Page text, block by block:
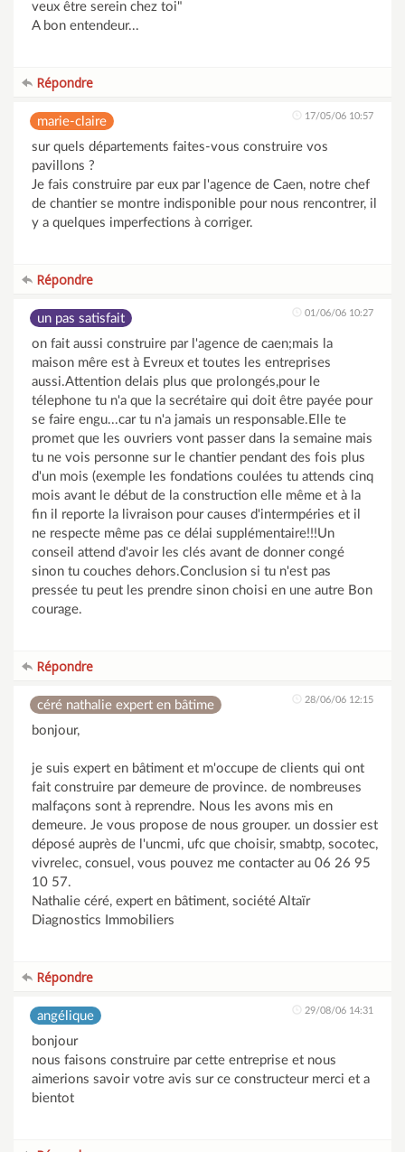
veux être serein chez toi"
A bon entendeur...
Répondre
marie-claire 17/05/06 10:57
sur quels départements faites-vous construire vos
pavillons ?
Je fais construire par eux par l'agence de Caen, notre chef
de chantier se montre indisponible pour nous rencontrer, il
y a quelques imperfections à corriger.
Répondre
un pas satisfait 01/06/06 10:27
on fait aussi construire par l'agence de caen;mais la
maison mêre est à Evreux et toutes les entreprises
aussi.Attention delais plus que prolongés,pour le
télephone tu n'a que la secrétaire qui doit être payée pour
se faire engu...car tu n'a jamais un responsable.Elle te
promet que les ouvriers vont passer dans la semaine mais
tu ne vois personne sur le chantier pendant des fois plus
d'un mois (exemple les fondations coulées tu attends cinq
mois avant le début de la construction elle même et à la
fin il reporte la livraison pour causes d'intermpéries et il
ne respecte même pas ce délai supplémentaire!!!Un
conseil attend d'avoir les clés avant de donner congé
sinon tu couches dehors.Conclusion si tu n'est pas
pressée tu peut les prendre sinon choisi en une autre Bon
courage.
Répondre
céré nathalie expert en bâtime 28/06/06 12:15
bonjour,
je suis expert en bâtiment et m'occupe de clients qui ont
fait construire par demeure de province. de nombreuses
malfaçons sont à reprendre. Nous les avons mis en
demeure. Je vous propose de nous grouper. un dossier est
déposé auprès de l'uncmi, ufc que choisir, smabtp, socotec,
vivrelec, consuel, vous pouvez me contacter au 06 26 95
10 57.
Nathalie céré, expert en bâtiment, société Altaïr
Diagnostics Immobiliers
Répondre
angélique 29/08/06 14:31
bonjour
nous faisons construire par cette entreprise et nous
aimerions savoir votre avis sur ce constructeur merci et a
bientot